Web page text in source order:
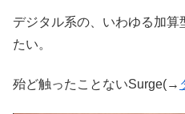
デジタル系の、いわゆる加
たい。
殆ど触ったことないSurge(→